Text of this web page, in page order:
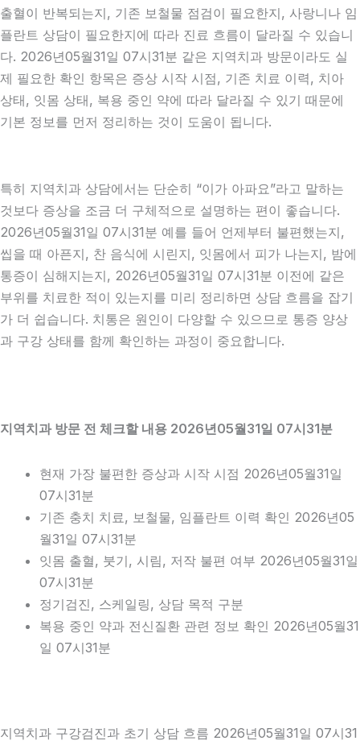
출혈이 반복되는지, 기존 보철물 점검이 필요한지, 사랑니나 임
플란트 상담이 필요한지에 따라 진료 흐름이 달라질 수 있습니
다. 2026년05월31일 07시31분 같은 지역치과 방문이라도 실
제 필요한 확인 항목은 증상 시작 시점, 기존 치료 이력, 치아
상태, 잇몸 상태, 복용 중인 약에 따라 달라질 수 있기 때문에
기본 정보를 먼저 정리하는 것이 도움이 됩니다.
특히 지역치과 상담에서는 단순히 “이가 아파요”라고 말하는
것보다 증상을 조금 더 구체적으로 설명하는 편이 좋습니다.
2026년05월31일 07시31분 예를 들어 언제부터 불편했는지,
씹을 때 아픈지, 찬 음식에 시린지, 잇몸에서 피가 나는지, 밤에
통증이 심해지는지, 2026년05월31일 07시31분 이전에 같은
부위를 치료한 적이 있는지를 미리 정리하면 상담 흐름을 잡기
가 더 쉽습니다. 치통은 원인이 다양할 수 있으므로 통증 양상
과 구강 상태를 함께 확인하는 과정이 중요합니다.
지역치과 방문 전 체크할 내용 2026년05월31일 07시31분
현재 가장 불편한 증상과 시작 시점 2026년05월31일
07시31분
기존 충치 치료, 보철물, 임플란트 이력 확인 2026년05
월31일 07시31분
잇몸 출혈, 붓기, 시림, 저작 불편 여부 2026년05월31일
07시31분
정기검진, 스케일링, 상담 목적 구분
복용 중인 약과 전신질환 관련 정보 확인 2026년05월31
일 07시31분
지역치과 구강검진과 초기 상담 흐름 2026년05월31일 07시31